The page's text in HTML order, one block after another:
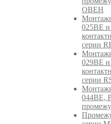
ОВЕН
025BE
серии
029BE
серии
044BE,